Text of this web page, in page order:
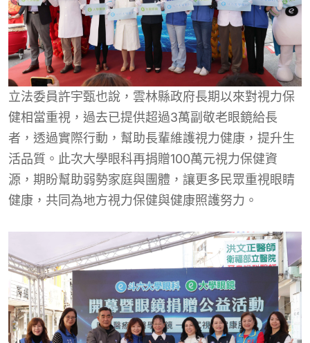
立法委員許宇甄也說，雲林縣政府長期以來對視力保
健相當重視，過去已提供超過3萬副敬老眼鏡給長
者，透過實際行動，幫助長輩維護視力健康，提升生
活品質。此次大學眼科再捐贈100萬元視力保健資
源，期盼幫助弱勢家庭與團體，讓更多民眾重視眼睛
健康，共同為地方視力保健與健康照護努力。